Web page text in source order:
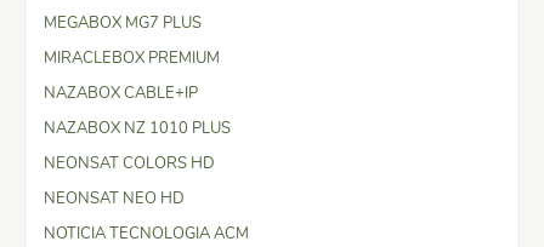
MEGABOX MG7 PLUS
MIRACLEBOX PREMIUM
NAZABOX CABLE+IP
NAZABOX NZ 1010 PLUS
NEONSAT COLORS HD
NEONSAT NEO HD
NOTICIA TECNOLOGIA ACM